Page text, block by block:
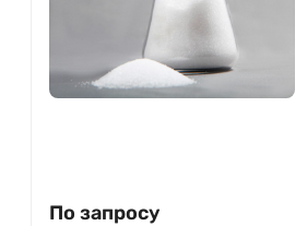
По запросу